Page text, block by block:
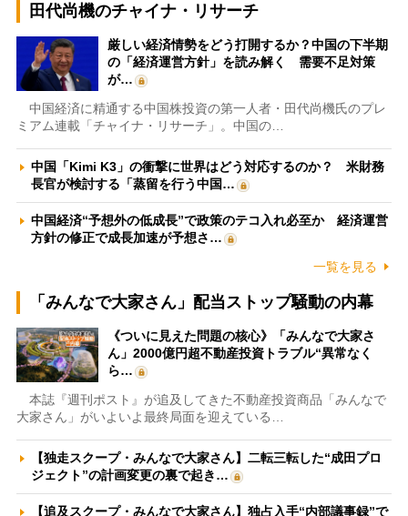
田代尚機のチャイナ・リサーチ
厳しい経済情勢をどう打開するか？中国の下半期
の「経済運営方針」を読み解く 需要不足対策
が…
中国経済に精通する中国株投資の第一人者・田代尚機氏のプレ
ミアム連載「チャイナ・リサーチ」。中国の…
中国「Kimi K3」の衝撃に世界はどう対応するのか？ 米財務
長官が検討する「蒸留を行う中国…
中国経済“予想外の低成長”で政策のテコ入れ必至か 経済運営
方針の修正で成長加速が予想さ…
一覧を見る
「みんなで大家さん」配当ストップ騒動の内幕
《ついに見えた問題の核心》「みんなで大家さ
ん」2000億円超不動産投資トラブル“異常なく
ら…
本誌『週刊ポスト』が追及してきた不動産投資商品「みんなで
大家さん」がいよいよ最終局面を迎えている…
【独走スクープ・みんなで大家さん】二転三転した“成田プロ
ジェクト”の計画変更の裏で起き…
【追及スクープ・みんなで大家さん】独占入手“内部議事録”で